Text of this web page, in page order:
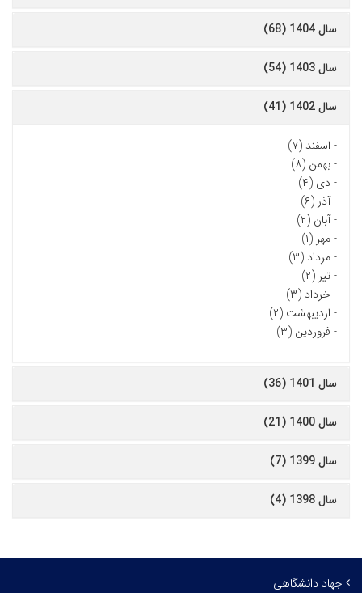
سال 1404 (68)
سال 1403 (54)
سال 1402 (41)
- اسفند (۷)
-بهمن (۸)
- دی (۴)
-آذر (۶)
-آبان (۲)
-مهر (۱)
-مرداد (۳)
-تیر (۲)
- خرداد (۳)
- اردیبهشت (۲)
- فروردین (۳)
سال 1401 (36)
سال 1400 (21)
سال 1399 (7)
سال 1398 (4)
جهاد دانشگاهی